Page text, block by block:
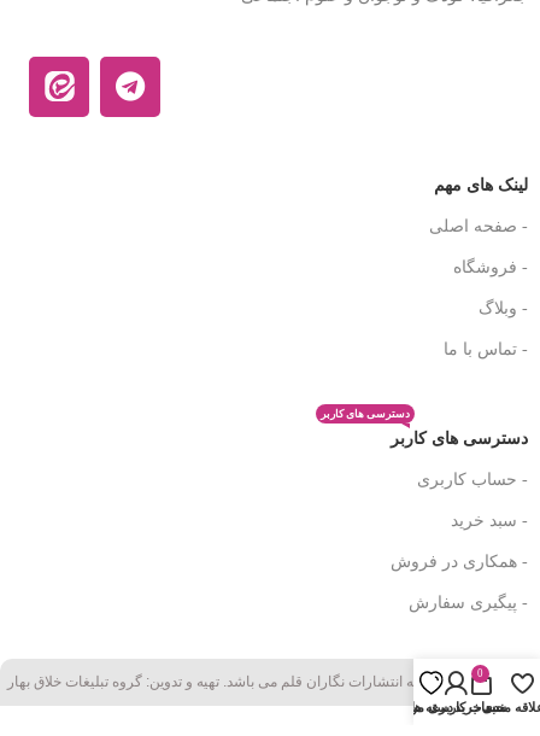
لینک های مهم
- صفحه اصلی
- فروشگاه
- وبلاگ
- تماس با ما
دسترسی های کاربر
دسترسی های کاربر
- حساب کاربری
- سبد خرید
- همکاری در فروش
- پیگیری سفارش
تمامی حقوق متعلق به انتشارات نگاران قلم می باشد. تهیه و تدوین: گروه تبلیغات خلاق بهار
مندی
0
سبد خرید
حساب کاربری من
دسته ها